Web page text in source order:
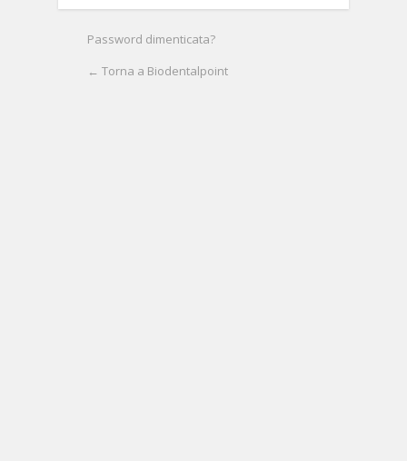
Password dimenticata?
← Torna a Biodentalpoint